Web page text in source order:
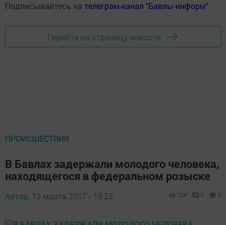
Подписывайтесь на телеграм-канал "Бавлы-информ"
Перейти на страницу новости
ПРОИСШЕСТВИЯ
В Бавлах задержали молодого человека,
находящегося в федеральном розыске
Автор, 13 марта 2017 - 19:25 728 0 0